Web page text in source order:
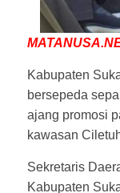
Kabupaten
bersepeda
ajang promosi
kawasan
Sekretaris
Kabupaten